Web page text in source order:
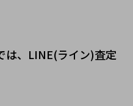
は、LINE(ライン)査定